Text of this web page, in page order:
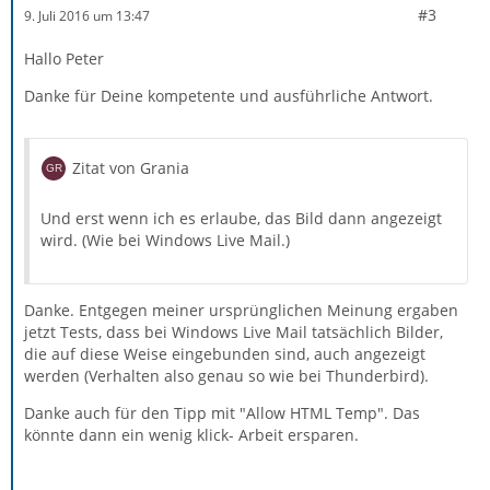
9. Juli 2016 um 13:47 #3
Hallo Peter
Danke für Deine kompetente und ausführliche Antwort.
Zitat von Grania
Und erst wenn ich es erlaube, das Bild dann angezeigt
wird. (Wie bei Windows Live Mail.)
Danke. Entgegen meiner ursprünglichen Meinung ergaben
jetzt Tests, dass bei Windows Live Mail tatsächlich Bilder,
die auf diese Weise eingebunden sind, auch angezeigt
werden (Verhalten also genau so wie bei Thunderbird).
Danke auch für den Tipp mit "Allow HTML Temp". Das
könnte dann ein wenig klick- Arbeit ersparen.